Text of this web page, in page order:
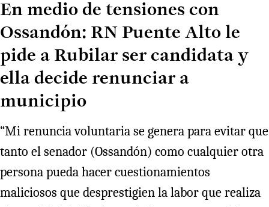
En medio de tensiones con
Ossandón: RN Puente Alto le
pide a Rubilar ser candidata y
ella decide renunciar a
municipio
“Mi renuncia voluntaria se genera para evitar que
tanto el senador (Ossandón) como cualquier otra
persona pueda hacer cuestionamientos
maliciosos que desprestigien la labor que realiza